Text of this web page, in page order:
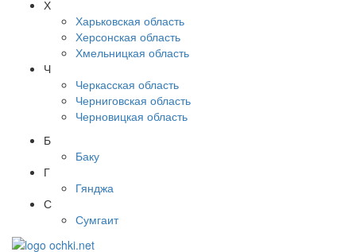
Х
Харьковская область
Херсонская область
Хмельницкая область
Ч
Черкасская область
Черниговская область
Черновицкая область
Б
Баку
Г
Гянджа
С
Сумгаит